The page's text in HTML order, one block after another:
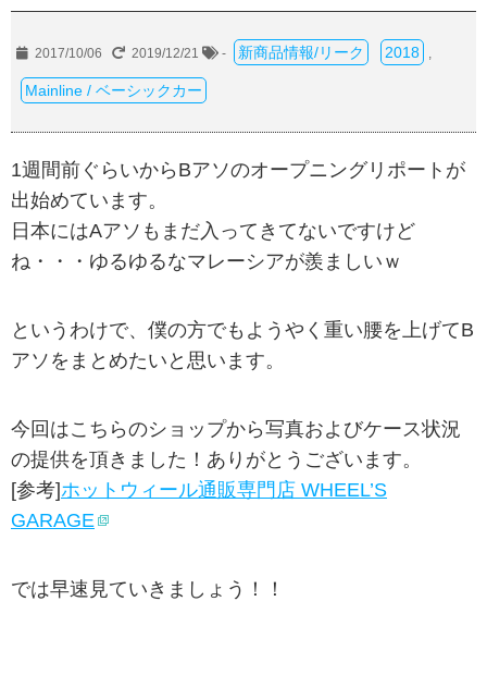
2017/10/06 2019/12/21 - 新商品情報/リーク 2018
Mainline / ベーシックカー
1週間前ぐらいからBアソのオープニングリポートが
出始めています。
日本にはAアソもまだ入ってきてないですけど
ね・・・ゆるゆるなマレーシアが羨ましいｗ
というわけで、僕の方でもようやく重い腰を上げてB
アソをまとめたいと思います。
今回はこちらのショップから写真およびケース状況
の提供を頂きました！ありがとうございます。
[参考]ホットウィール通販専門店 WHEEL’S
GARAGE
では早速見ていきましょう！！